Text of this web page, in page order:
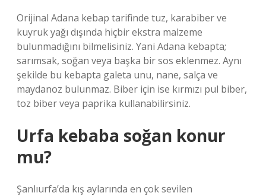
Orijinal Adana kebap tarifinde tuz, karabiber ve
kuyruk yağı dışında hiçbir ekstra malzeme
bulunmadığını bilmelisiniz. Yani Adana kebapta;
sarımsak, soğan veya başka bir sos eklenmez. Aynı
şekilde bu kebapta galeta unu, nane, salça ve
maydanoz bulunmaz. Biber için ise kırmızı pul biber,
toz biber veya paprika kullanabilirsiniz.
Urfa kebaba soğan konur
mu?
Şanlıurfa’da kış aylarında en çok sevilen